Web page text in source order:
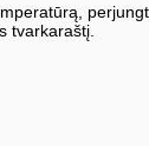
tvarkaraštį.